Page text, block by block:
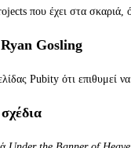
που έχει στα
Ryan Gosling
Pubity ότι επιθυμεί να